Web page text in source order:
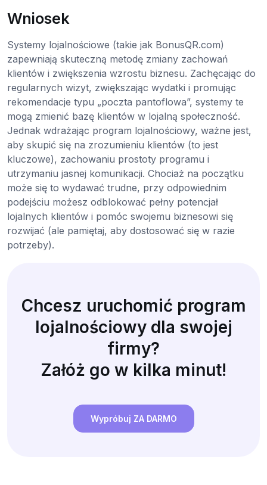
Wniosek
Systemy lojalnościowe (takie jak BonusQR.com)
zapewniają skuteczną metodę zmiany zachowań
klientów i zwiększenia wzrostu biznesu. Zachęcając do
regularnych wizyt, zwiększając wydatki i promując
rekomendacje typu „poczta pantoflowa”, systemy te
mogą zmienić bazę klientów w lojalną społeczność.
Jednak wdrażając program lojalnościowy, ważne jest,
aby skupić się na zrozumieniu klientów (to jest
kluczowe), zachowaniu prostoty programu i
utrzymaniu jasnej komunikacji. Chociaż na początku
może się to wydawać trudne, przy odpowiednim
podejściu możesz odblokować pełny potencjał
lojalnych klientów i pomóc swojemu biznesowi się
rozwijać (ale pamiętaj, aby dostosować się w razie
potrzeby).
Chcesz uruchomić program
lojalnościowy dla swojej
firmy?
Załóż go w kilka minut!
Wypróbuj ZA DARMO